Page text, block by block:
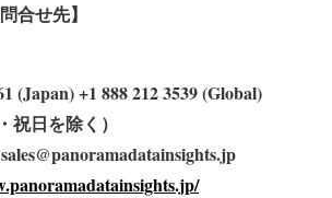
合せ先】
(Japan) +1 888 212 3539 (Global)
祝日を除く）